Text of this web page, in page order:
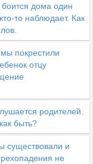
дома один
то наблюдает. Как
покрестили
отцу
родителей.
быть?
существовали и
не